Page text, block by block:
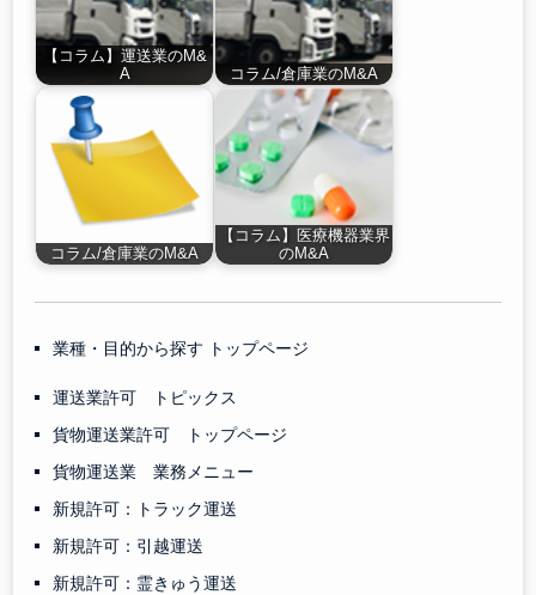
【コラム】運送業のM&
A
コラム/倉庫業のM&A
コラム/倉庫業のM&A
【コラム】医療機器業界
のM&A
業種・目的から探す トップページ
運送業許可 トピックス
貨物運送業許可 トップページ
貨物運送業 業務メニュー
新規許可：トラック運送
新規許可：引越運送
新規許可：霊きゅう運送